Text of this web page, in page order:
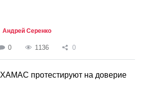
Андрей Серенко
0 1136 0
ХАМАС протестируют на доверие